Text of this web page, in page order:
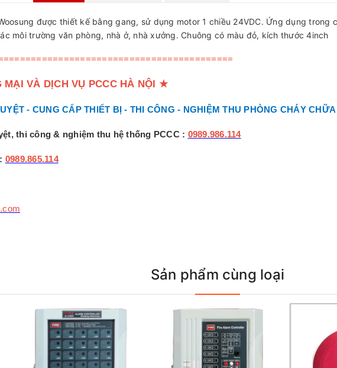
được thiết kế bằng gang, sử dụng motor 1 chiều 24VDC. Ứng dụng trong
môi trường văn phòng, nhà ở, nhà xưởng. Chuông có màu đỏ, kích thước 4inch
VÀ DỊCH VỤ PCCC HÀ NỘI ★
- CUNG CẤP THIẾT BỊ - THI CÔNG - NGHIỆM THU PHÒNG CHÁY
thi công & nghiệm thu hệ thống PCCC : 0989.986.114
0989.865.114
Sản phẩm cùng loại